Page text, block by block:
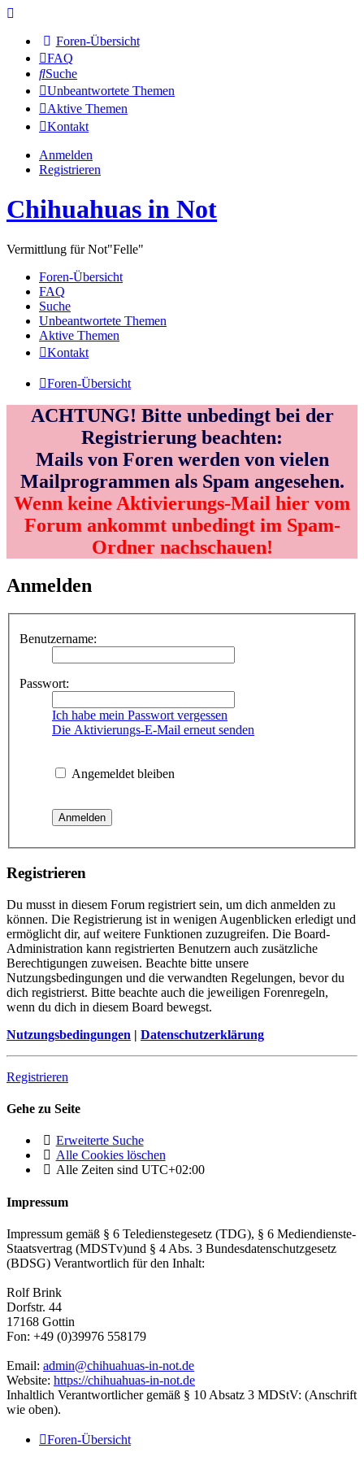
Foren-Übersicht
FAQ
Suche
Unbeantwortete Themen
Aktive Themen
Kontakt
Anmelden
Registrieren
Chihuahuas in Not
Vermittlung für Not"Felle"
Foren-Übersicht
FAQ
Suche
Unbeantwortete Themen
Aktive Themen
Kontakt
Foren-Übersicht
ACHTUNG! Bitte unbedingt bei der
Registrierung beachten:
Mails von Foren werden von vielen
Mailprogrammen als Spam angesehen.
Wenn keine Aktivierungs-Mail hier vom
Forum ankommt unbedingt im Spam-
Ordner nachschauen!
Anmelden
Benutzername:
Passwort:
Ich habe mein Passwort vergessen
Die Aktivierungs-E-Mail erneut senden
Angemeldet bleiben
Registrieren
Du musst in diesem Forum registriert sein, um dich anmelden zu
können. Die Registrierung ist in wenigen Augenblicken erledigt und
ermöglicht dir, auf weitere Funktionen zuzugreifen. Die Board-
Administration kann registrierten Benutzern auch zusätzliche
Berechtigungen zuweisen. Beachte bitte unsere
Nutzungsbedingungen und die verwandten Regelungen, bevor du
dich registrierst. Bitte beachte auch die jeweiligen Forenregeln,
wenn du dich in diesem Board bewegst.
Nutzungsbedingungen | Datenschutzerklärung
Registrieren
Gehe zu Seite
Erweiterte Suche
Alle Cookies löschen
Alle Zeiten sind UTC+02:00
Impressum
Impressum gemäß § 6 Teledienstegesetz (TDG), § 6 Mediendienste-
Staatsvertrag (MDSTv)und § 4 Abs. 3 Bundesdatenschutzgesetz
(BDSG) Verantwortlich für den Inhalt:
Rolf Brink
Dorfstr. 44
17168 Gottin
Fon: +49 (0)39976 558179
Email: admin@chihuahuas-in-not.de
Website: https://chihuahuas-in-not.de
Inhaltlich Verantwortlicher gemäß § 10 Absatz 3 MDStV: (Anschrift
wie oben).
Foren-Übersicht